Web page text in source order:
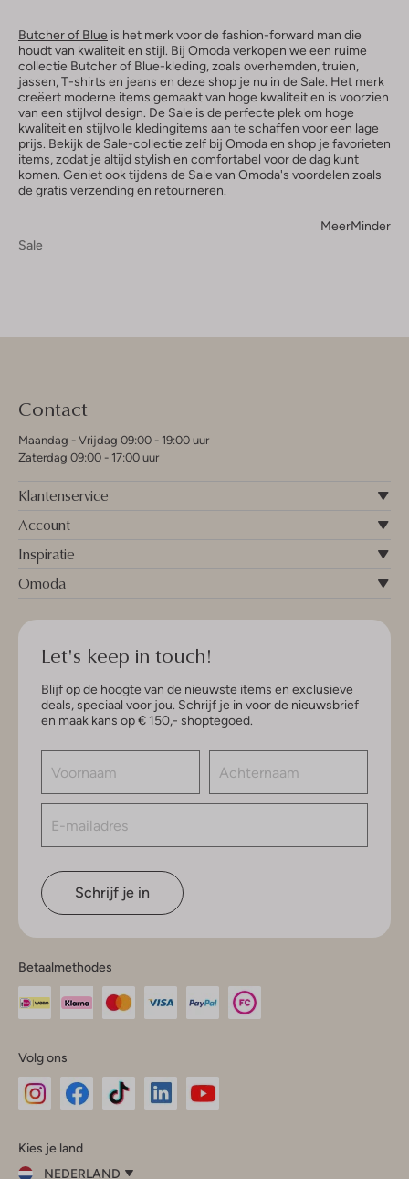
Butcher of Blue is het merk voor de fashion-forward man die
houdt van kwaliteit en stijl. Bij Omoda verkopen we een ruime
collectie Butcher of Blue-kleding, zoals overhemden, truien,
jassen, T-shirts en jeans en deze shop je nu in de Sale. Het merk
creëert moderne items gemaakt van hoge kwaliteit en is voorzien
van een stijlvol design. De Sale is de perfecte plek om hoge
kwaliteit en stijlvolle kledingitems aan te schaffen voor een lage
prijs. Bekijk de Sale-collectie zelf bij Omoda en shop je favorieten
items, zodat je altijd stylish en comfortabel voor de dag kunt
komen. Geniet ook tijdens de Sale van Omoda's voordelen zoals
de gratis verzending en retourneren.
MeerMinder
Sale
Contact
Maandag - Vrijdag 09:00 - 19:00 uur
Zaterdag 09:00 - 17:00 uur
Klantenservice
Account
Inspiratie
Omoda
Let's keep in touch!
Blijf op de hoogte van de nieuwste items en exclusieve
deals, speciaal voor jou. Schrijf je in voor de nieuwsbrief
en maak kans op € 150,- shoptegoed.
Schrijf je in
Betaalmethodes
Volg ons
InstagramFacebook
Kies je land
NEDERLAND